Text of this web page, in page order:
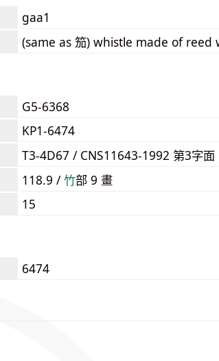
gaa1
(same as 笳) whistle made of
G5-6368
KP1-6474
T3-4D67 / CNS11643-1992 第3字面
118.9 /⽵部 9 畫
15
6474